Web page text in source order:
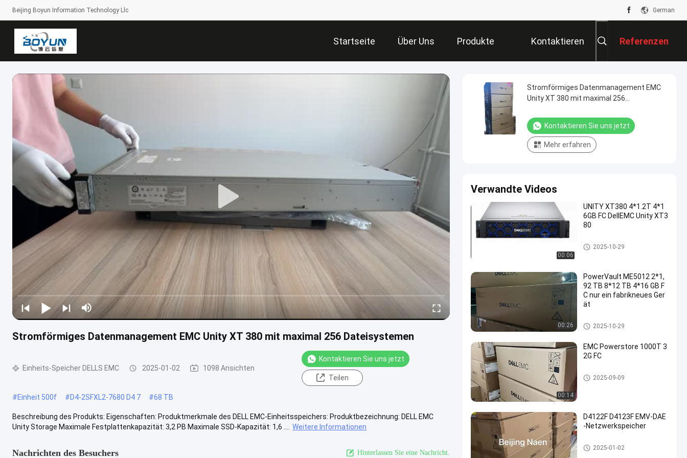
Beijing Boyun Information Technology Llc German
Startseite Über Uns Produkte Kontaktieren
Sie Uns
Referenzen
Stromförmiges Datenmanagement EMC Unity XT 380 mit maximal 256 Dateisystemen
Einheits-Speicher DELLS EMC 2025-01-02 1098 Ansichten
Kontaktieren Sie uns jetzt
Teilen
#Einheit 500f #D4-2SFXL2-7680 D4 7 #68 TB
Beschreibung des Produkts: Eigenschaften: Produktmerkmale des DELL EMC-Einheitsspeichers: Produktbezeichnung: DELL EMC
Unity Storage Maximale Festplattenkapazität: 3,2 PB Maximale SSD-Kapazität: 1,6 ....
Weitere Informationen
Nachrichten des Besuchers Hinterlassen Sie eine Nachricht.
Stromförmiges Datenmanagement EMC
Unity XT 380 mit maximal 256
Kontaktieren Sie uns jetzt
Mehr erfahren
Verwandte Videos
00:06
UNITY XT380 4*1.2T 4*1
6GB FC DellEMC Unity XT3
80
Einheits-Speicher DELLS EMC
2025-10-29
00:26
PowerVault ME5012 2*1,
92 TB 8*12 TB 4*16 GB F
C nur ein fabrikneues Ger
ät
Einheits-Speicher DELLS EMC
2025-10-29
00:14
EMC Powerstore 1000T 3
2G FC
Einheits-Speicher DELLS EMC
2025-09-09
D4122F D4123F EMV-DAE
-Netzwerkspeicher
Einheits-Speicher DELLS EMC
2025-01-02